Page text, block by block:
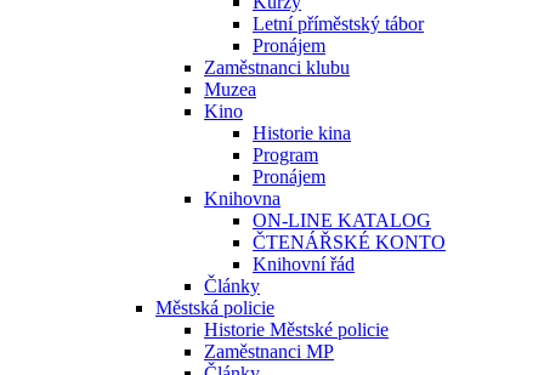
Letní příměstský tábor
Pronájem
Zaměstnanci klubu
Muzea
Kino
Historie kina
Program
Pronájem
Knihovna
ON-LINE KATALOG
ČTENÁŘSKÉ KONTO
Knihovní řád
Články
Městská policie
Historie Městské policie
Zaměstnanci MP